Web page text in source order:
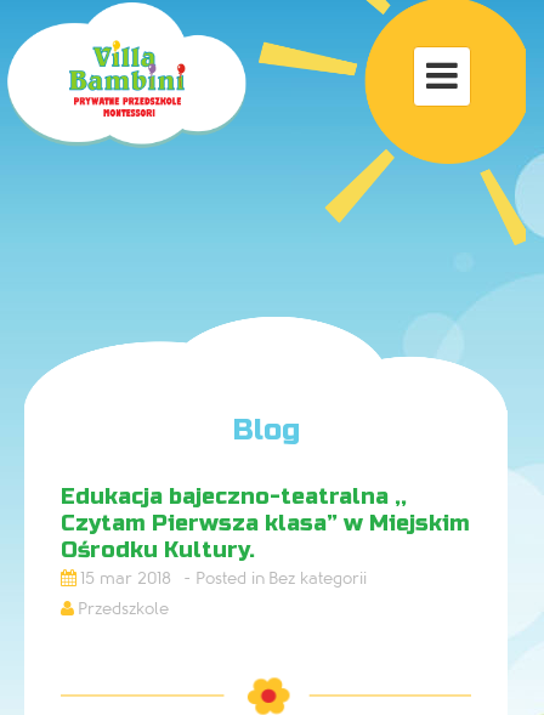
Toggle

Blog
Edukacja bajeczno-teatralna ,,
Czytam Pierwsza klasa” w Miejskim
Ośrodku Kultury.
15 mar 2018
Bez kategorii
Przedszkole